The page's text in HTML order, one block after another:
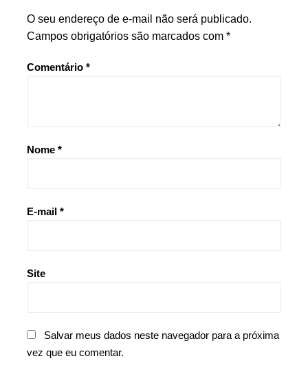
O seu endereço de e-mail não será publicado.
Campos obrigatórios são marcados com *
Comentário *
Nome *
E-mail *
Site
Salvar meus dados neste navegador para a próxima
vez que eu comentar.